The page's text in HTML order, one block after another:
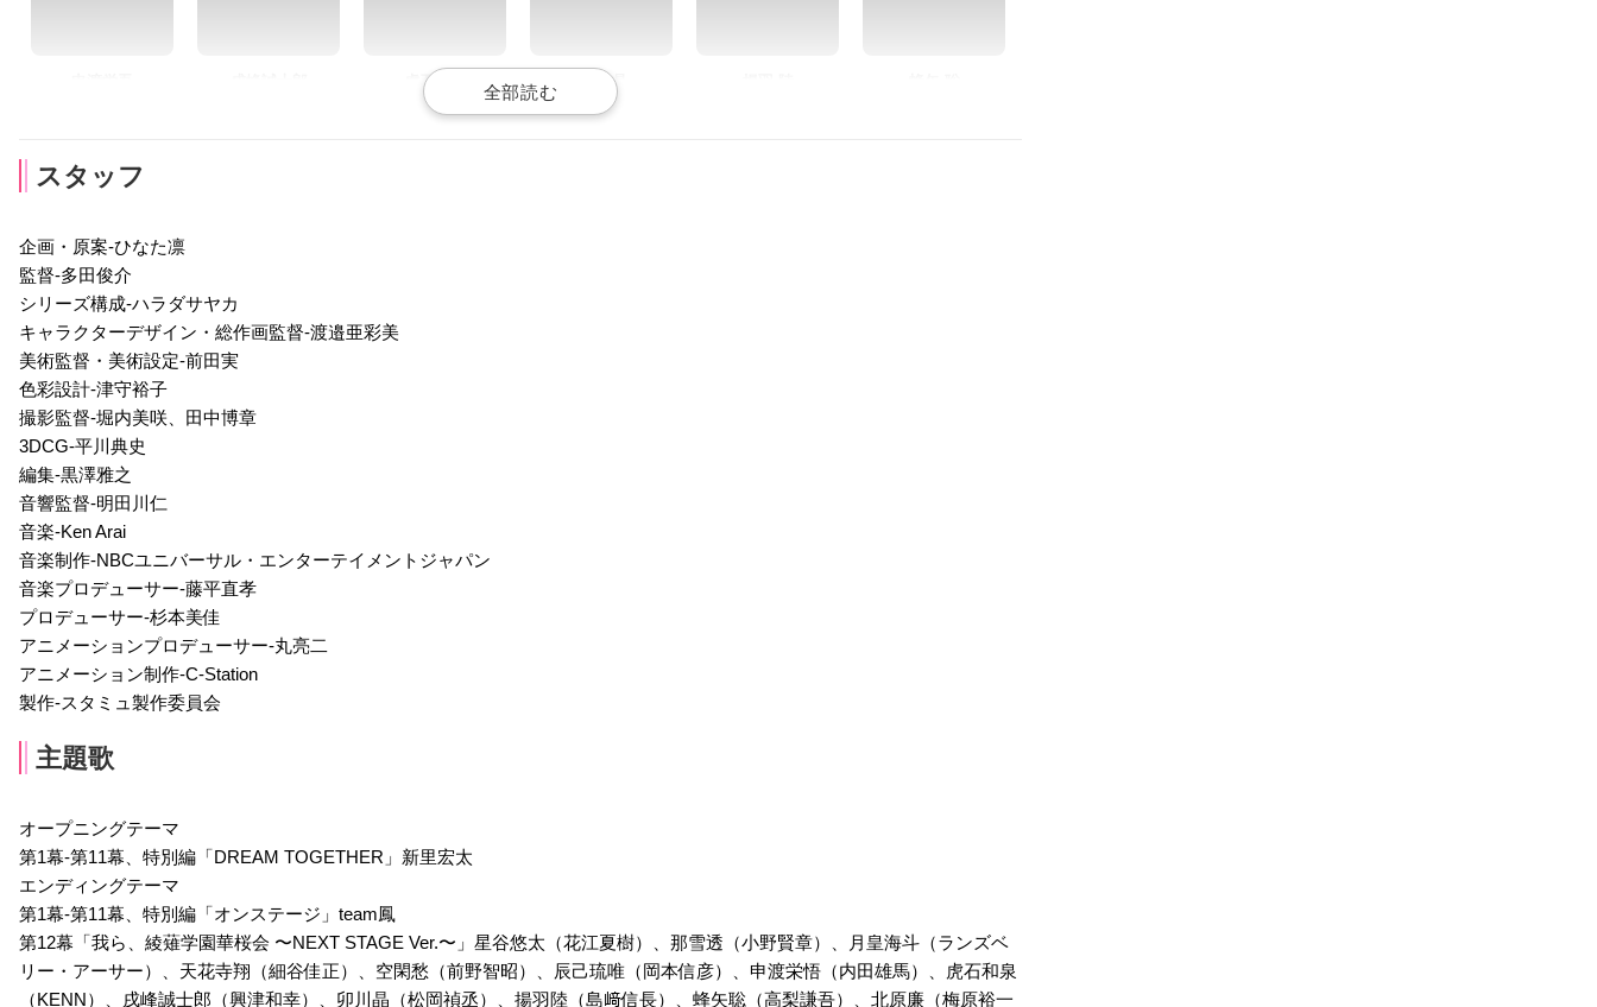
虎石和泉
声優：KENN
卯川 晶
声優：松岡禎丞
北原 廉
声優：梅原裕一郎
声優：武内駿輔
声優：浪川大輔
千秋貴史
声優：小西克幸
声優：子安武人
声優：阿澄佳奈
スタッフ
企画・原案-ひなた凛
監督-多田俊介
シリーズ構成-ハラダサヤカ
キャラクターデザイン・総作画監督-渡邉亜彩美
美術監督・美術設定-前田実
色彩設計-津守裕子
撮影監督-堀内美咲、田中博章
3DCG-平川典史
編集-黒澤雅之
音響監督-明田川仁
音楽-Ken Arai
音楽制作-NBCユニバーサル・エンターテイメントジャパン
音楽プロデューサー-藤平直孝
プロデューサー-杉本美佳
アニメーションプロデューサー-丸亮二
アニメーション制作-C-Station
製作-スタミュ製作委員会
主題歌
オープニングテーマ
第1幕-第11幕、特別編「DREAM TOGETHER」新里宏太
エンディングテーマ
第1幕-第11幕、特別編「オンステージ」team鳳
第12幕「我ら、綾薙学園華桜会 〜NEXT STAGE Ver.〜」星谷悠太（花江夏樹）、那雪透（小野賢章）、月皇海斗（ランズベ
リー・アーサー）、天花寺翔（細谷佳正）、空閑愁（前野智昭）、辰己琉唯（岡本信彦）、申渡栄悟（内田雄馬）、虎石和泉
（KENN）、戌峰誠士郎（興津和幸）、卯川晶（松岡禎丞）、揚羽陸（島﨑信長）、蜂矢聡（高梨謙吾）、北原廉（梅原裕一